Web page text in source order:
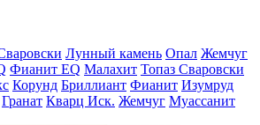
Лунный камень Опал Жемчуг
Фианит EQ Малахит Топаз Сваровски
Корунд Бриллиант Фианит Изумруд
Гранат Кварц Иск. Жемчуг Муассанит